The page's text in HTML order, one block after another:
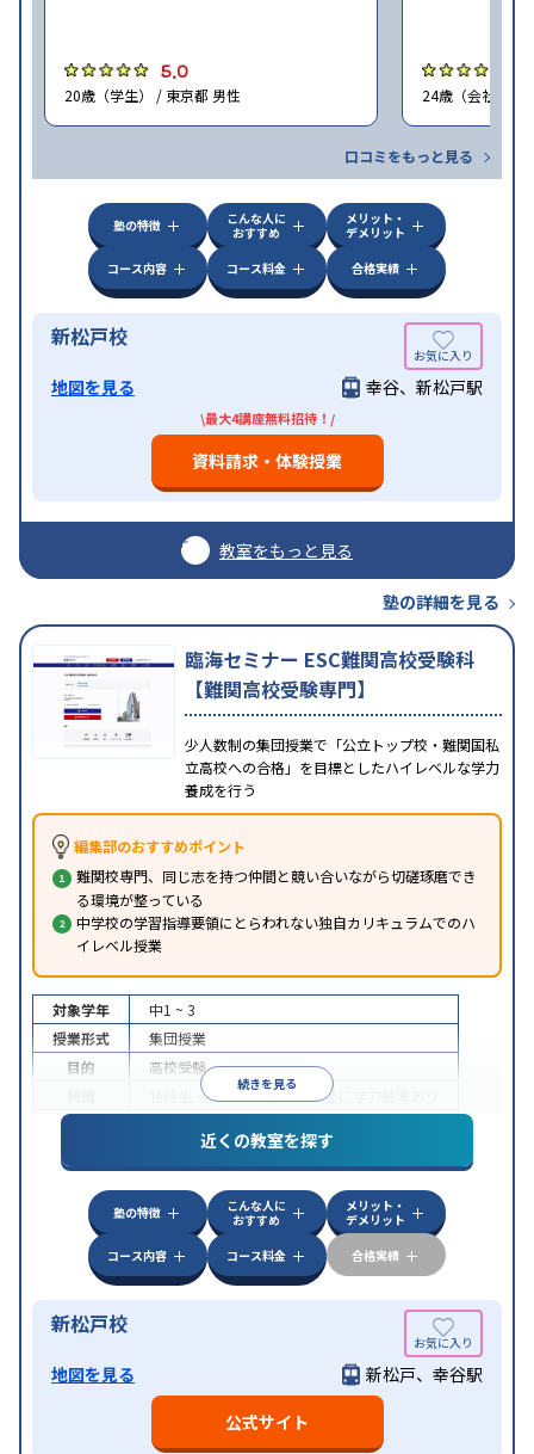
5.0
20歳（学生） / 東京都 男性 24歳（会社員<
口コミをもっと見る
塾の特徴
こんな人に
おすすめ
メリット・
デメリット
コース内容
コース料金 合格実績
新松戸校
地図を見る 幸谷、新松戸駅
\最大4講座無料招待！/
資料請求・体験授業
教室をもっと見る
塾の詳細を見る
臨海セミナー ESC難関高校受験科
【難関高校受験専門】
少人数制の集団授業で「公立トップ校・難関国私
立高校への合格」を目標としたハイレベルな学力
養成を行う
編集部のおすすめポイント
難関校専門、同じ志を持つ仲間と競い合いながら切磋琢磨でき
る環境が整っている
中学校の学習指導要領にとらわれない独自カリキュラムでのハ
イレベル授業
続きを見る
対象学年
中1 ~ 3
授業形式
集団授業
目的
高校受験
特待生・奨学金制度あり 入塾に学力基準あり
近くの教室を探す
塾の特徴
こんな人に
おすすめ
メリット・
デメリット
コース内容
コース料金 合格実績
新松戸校
地図を見る
新松戸、幸谷駅
公式サイト